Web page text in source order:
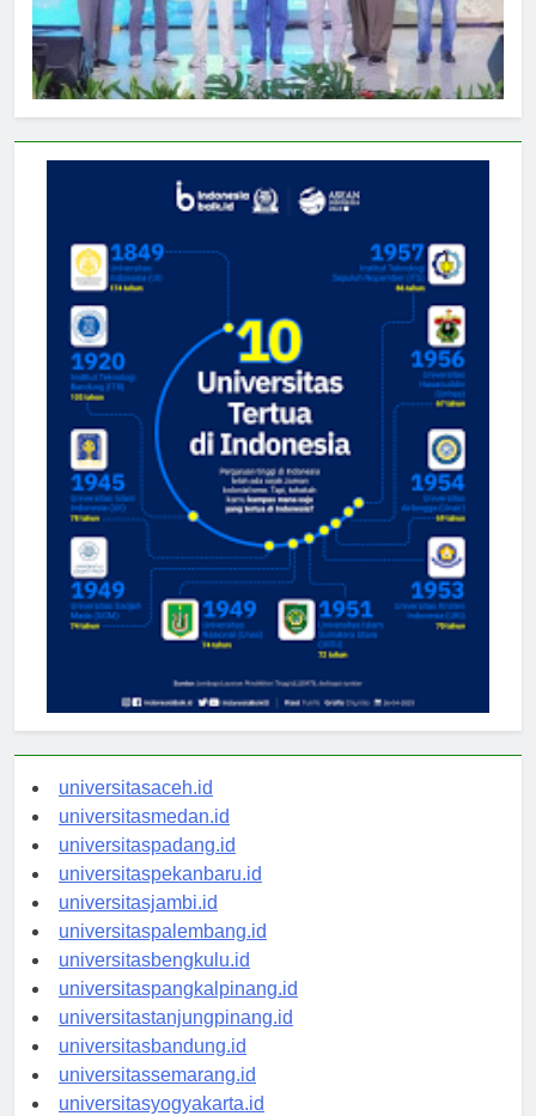
universitasaceh.id
universitasmedan.id
universitaspadang.id
universitaspekanbaru.id
universitasjambi.id
universitaspalembang.id
universitasbengkulu.id
universitaspangkalpinang.id
universitastanjungpinang.id
universitasbandung.id
universitassemarang.id